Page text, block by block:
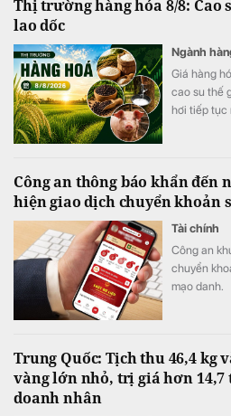
Thị trường hàng hóa 8/8: Cao
lao dốc
Ngành
Giá hàng
cao su thế
hơi tiếp tục
Công an thông báo khẩn đến
hiện giao dịch chuyển khoản
Tài chính
Công an
chuyển
mạo danh.
Trung Quốc: Tịch thu 46,4 kg
vàng lớn nhỏ, trị giá hơn 14,7
doanh nhân